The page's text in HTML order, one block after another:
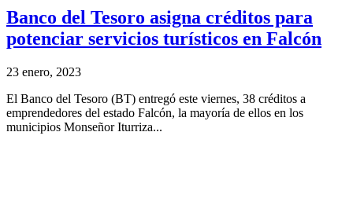
Banco del Tesoro asigna créditos para
potenciar servicios turísticos en Falcón
23 enero, 2023
El Banco del Tesoro (BT) entregó este viernes, 38 créditos a
emprendedores del estado Falcón, la mayoría de ellos en los
municipios Monseñor Iturriza...